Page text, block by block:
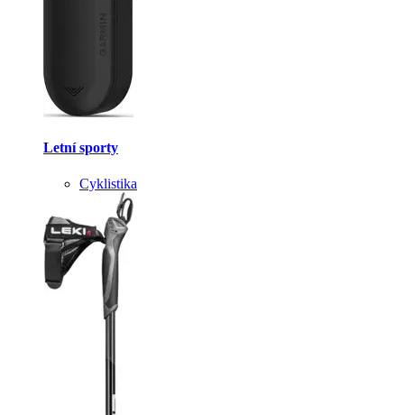
Letní sporty
Cyklistika